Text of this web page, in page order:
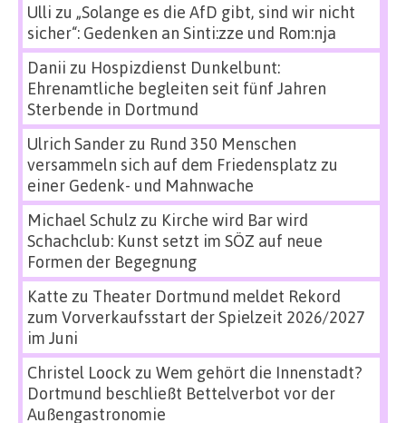
Ulli zu „Solange es die AfD gibt, sind wir nicht
sicher“: Gedenken an Sinti:zze und Rom:nja
Danii zu Hospizdienst Dunkelbunt:
Ehrenamtliche begleiten seit fünf Jahren
Sterbende in Dortmund
Ulrich Sanderzu Rund 350 Menschen
versammeln sich auf dem Friedensplatz zu
einer Gedenk- und Mahnwache
Michael Schulz zu Kirche wird Bar wird
Schachclub: Kunst setzt im SÖZ auf neue
Formen der Begegnung
Katte zu Theater Dortmund meldet Rekord
zum Vorverkaufsstart der Spielzeit 2026/2027
im Juni
Christel Loock zu Wem gehört die Innenstadt?
Dortmund beschließt Bettelverbot vor der
Außengastronomie